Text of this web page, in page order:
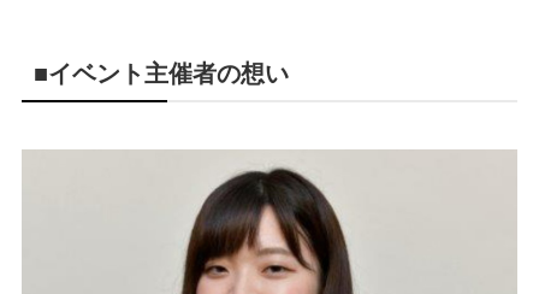
■イベント主催者の想い